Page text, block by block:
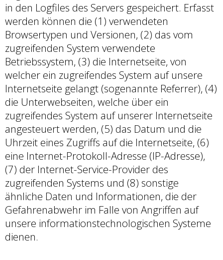
in den Logfiles des Servers gespeichert. Erfasst
werden können die (1) verwendeten
Browsertypen und Versionen, (2) das vom
zugreifenden System verwendete
Betriebssystem, (3) die Internetseite, von
welcher ein zugreifendes System auf unsere
Internetseite gelangt (sogenannte Referrer), (4)
die Unterwebseiten, welche über ein
zugreifendes System auf unserer Internetseite
angesteuert werden, (5) das Datum und die
Uhrzeit eines Zugriffs auf die Internetseite, (6)
eine Internet-Protokoll-Adresse (IP-Adresse),
(7) der Internet-Service-Provider des
zugreifenden Systems und (8) sonstige
ähnliche Daten und Informationen, die der
Gefahrenabwehr im Falle von Angriffen auf
unsere informationstechnologischen Systeme
dienen.